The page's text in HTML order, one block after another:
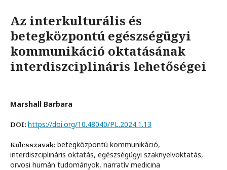
Az interkulturális és
betegközpontú egészségügyi
kommunikáció oktatásának
interdiszciplináris lehetőségei
Marshall Barbara
DOI: https://doi.org/10.48040/PL.2024.1.13
Kulcsszavak: betegközpontú kommunikáció,
interdiszciplináris oktatás, egészségügyi szaknyelvoktatás,
orvosi humán tudományok, narratív medicina